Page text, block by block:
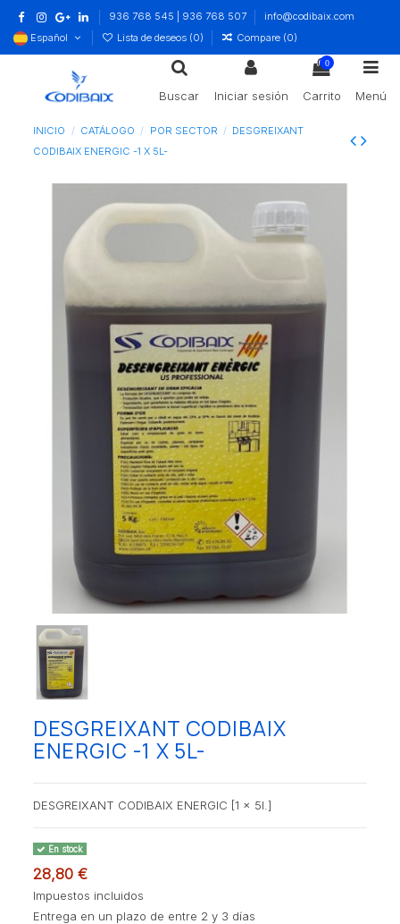
936 768 545 | 936 768 507
info@codibaix.com
Español
Lista de deseos (0) Compare (0)
Buscar Iniciar sesión
0
Carrito Menú
INICIO CATÁLOGO POR SECTOR
DESGREIXANT
CODIBAIX ENERGIC -1 X 5L-
DESGREIXANT CODIBAIX
ENERGIC -1 X 5L-
DESGREIXANT CODIBAIX ENERGIC [1 x 5l.]
En stock
28,80 €
Impuestos incluidos
Entrega en un plazo de entre 2 y 3 días